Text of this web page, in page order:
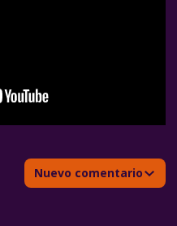
Nuevo comentario